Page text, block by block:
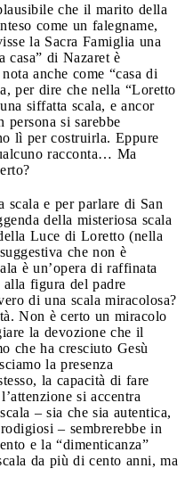
che il marito della
come un falegname,
la Sacra Famiglia una
casa” di Nazaret è
anche come “casa di
per dire che nella “Loretto
siffatta scala, e ancor
persona si sarebbe
lì per costruirla. Eppure
racconta… Ma
scala e per parlare di San
della misteriosa scala
Luce di Loretto (nella
suggestiva che non è
è un’opera di raffinata
figura del padre
di una scala miracolosa?
Non è certo un miracolo
la devozione che il
che ha cresciuto Gesù
la presenza
la capacità di fare
si accentra
– sia che sia autentica,
– sembrerebbe in
e la “dimenticanza”
da più di cento anni, ma